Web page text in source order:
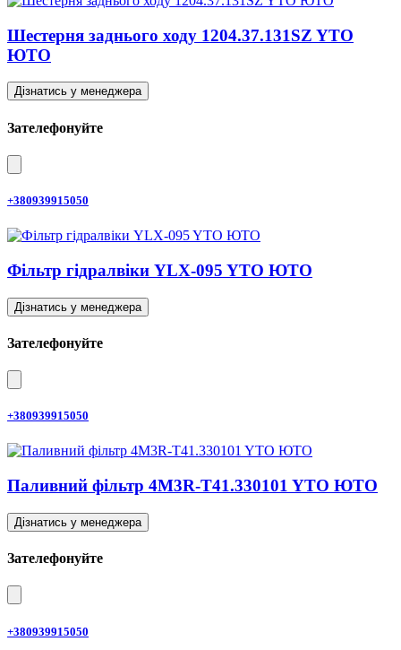
Шестерня заднього ходу 1204.37.131SZ YTO
ЮТО
Дізнатись у менеджера
Зателефонуйте
+380939915050
Фільтр гідралвіки YLX-095 YTO ЮТО
Дізнатись у менеджера
Зателефонуйте
+380939915050
Паливний фільтр 4M3R-T41.330101 YTO ЮТО
Дізнатись у менеджера
Зателефонуйте
+380939915050